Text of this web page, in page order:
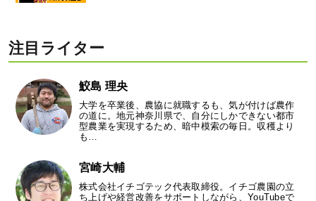
注目ライター
鮫島 理央
大学を卒業後、農協に就職するも、気が付けば農作
の道に。地元神奈川県で、自分にしかできない都市
型農業を実現するため、暗中模索の毎日。収穫より
も…
宮崎大輔
株式会社イチゴテック代表取締役。イチゴ農園の立
ち上げや経営改善をサポートしながら、YouTubeで